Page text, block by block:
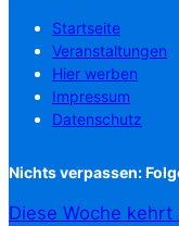
Startseite
Veranstaltungen
Hier werben
Impressum
Datenschutz
Nichts verpassen:
Diese Woche